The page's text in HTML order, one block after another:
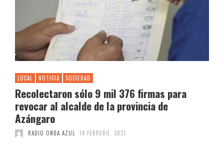
LOCAL NOTICIA SOCIEDAD
Recolectaron sólo 9 mil 376 firmas para
revocar al alcalde de la provincia de
Azángaro
RADIO ONDA AZUL 14 FEBRERO, 2021